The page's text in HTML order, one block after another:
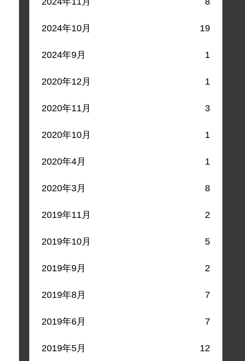
2024年10月 19
2024年9月 1
2020年12月 1
2020年11月 3
2020年10月 1
2020年4月 1
2020年3月 8
2019年11月 2
2019年10月 5
2019年9月 2
2019年8月 7
2019年6月 7
2019年5月 12